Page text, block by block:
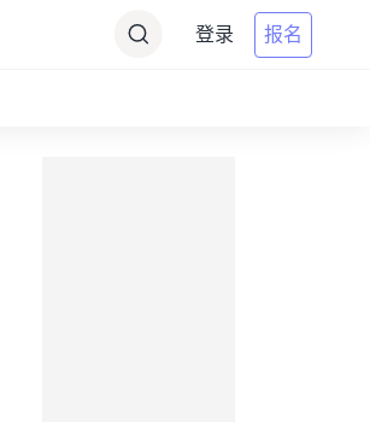
登录 报名